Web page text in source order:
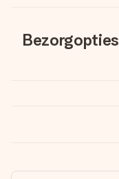
Bezorgopties